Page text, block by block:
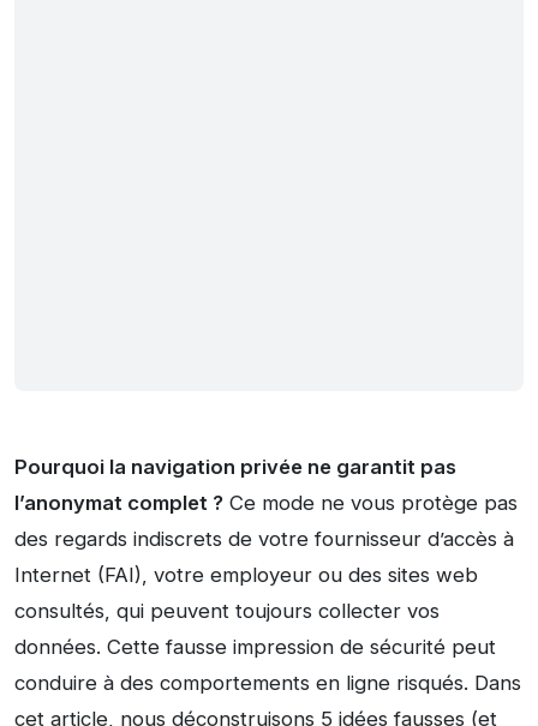
Pourquoi la navigation privée ne garantit pas
l’anonymat complet ? Ce mode ne vous protège pas
des regards indiscrets de votre fournisseur d’accès à
Internet (FAI), votre employeur ou des sites web
consultés, qui peuvent toujours collecter vos
données. Cette fausse impression de sécurité peut
conduire à des comportements en ligne risqués. Dans
cet article, nous déconstruisons 5 idées fausses (et